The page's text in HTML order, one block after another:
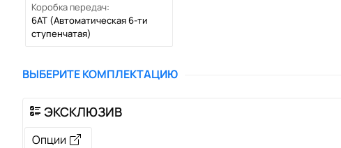
Коробка передач:
6AT (Автоматическая 6-ти
ступенчатая)
ВЫБЕРИТЕ КОМПЛЕКТАЦИЮ
ЭКСКЛЮЗИВ
Опции